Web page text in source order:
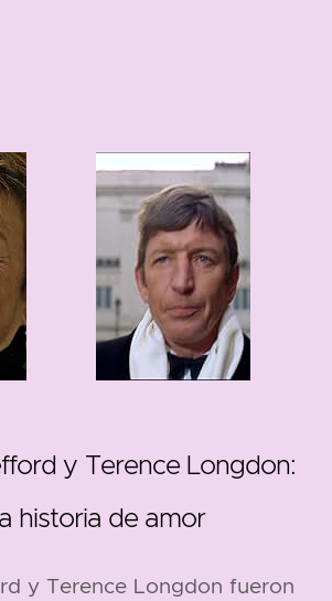
y Terence Longdon:
historia de amor
y Terence Longdon fueron